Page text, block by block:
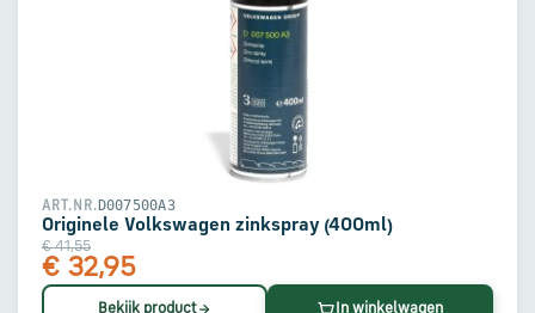
ART.NR.D007500A3
Originele Volkswagen zinkspray (400ml)
€ 41,55
€ 32,95
Bekijk product In winkelwagen